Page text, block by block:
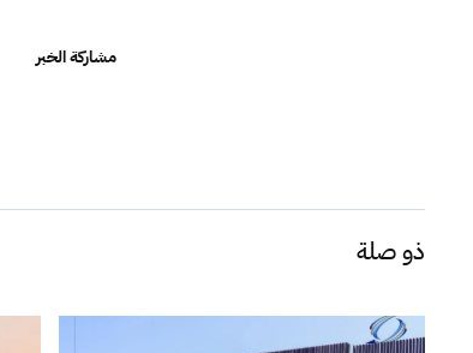
مشاركة الخبر
ذو صلة